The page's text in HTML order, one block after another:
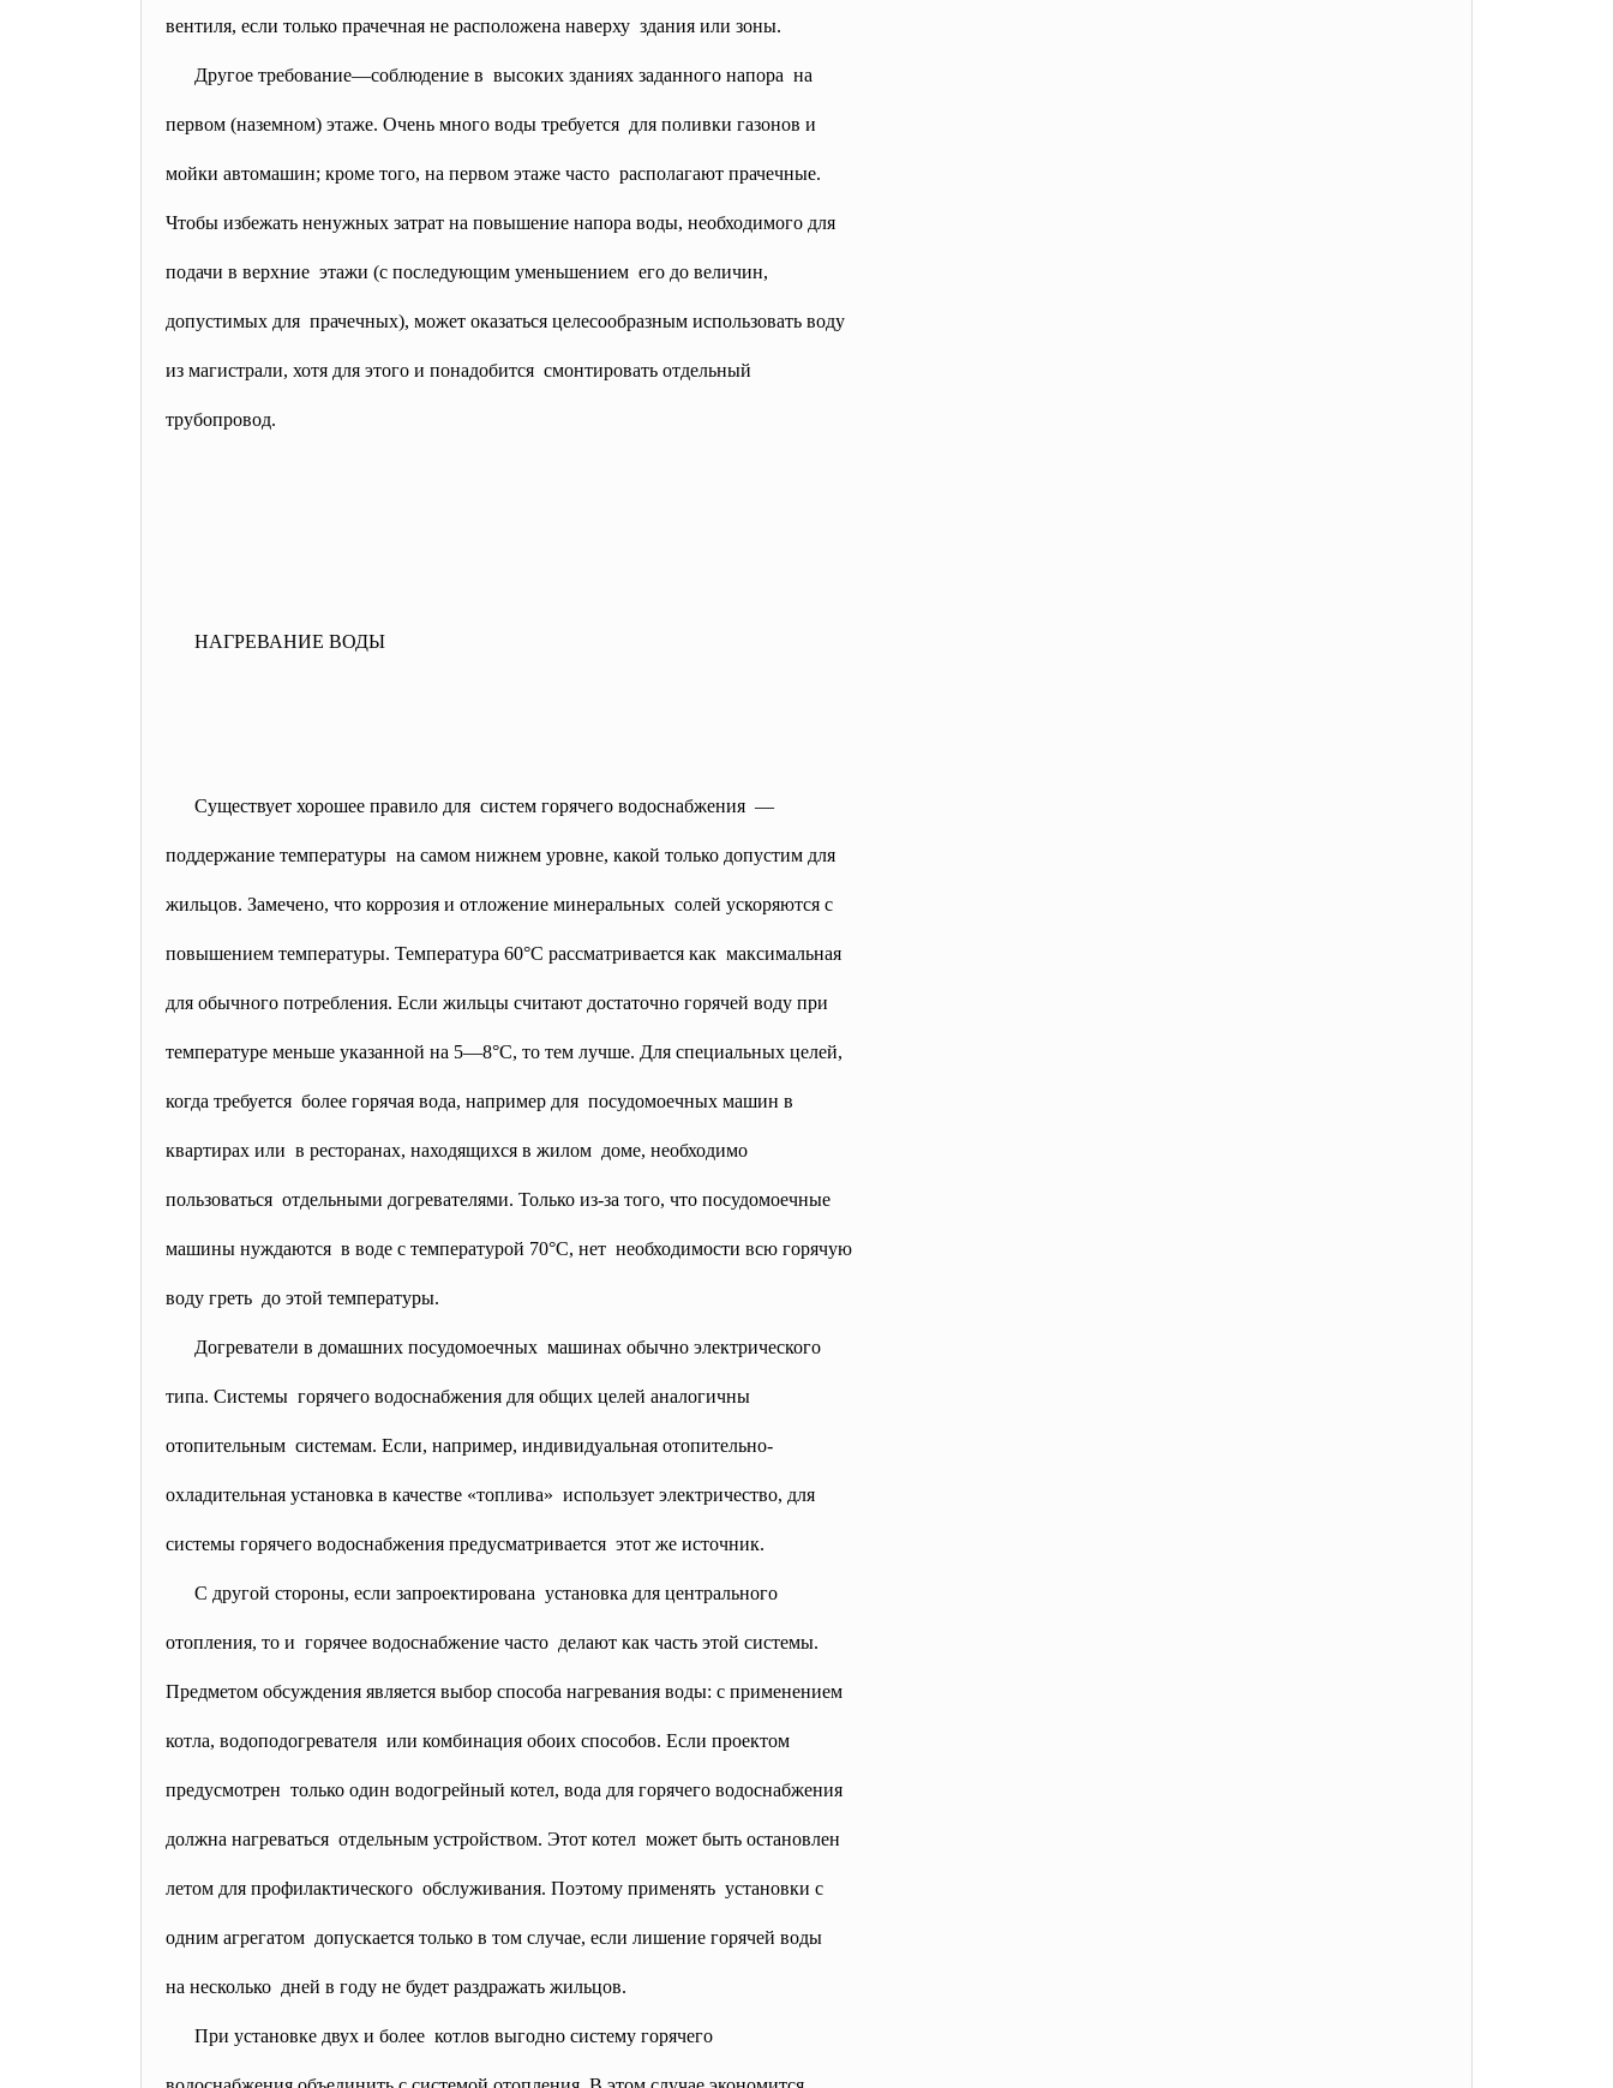
вентиля, если только прачечная не расположена наверху здания или зоны.
Другое требование—соблюдение в высоких зданиях заданного напора на
первом (наземном) этаже. Очень много воды требуется для поливки газонов и
мойки автомашин; кроме того, на первом этаже часто располагают прачечные.
Чтобы избежать ненужных затрат на повышение напора воды, необходимого для
подачи в верхние этажи (с последующим уменьшением его до величин,
допустимых для прачечных), может оказаться целесообразным использовать воду
из магистрали, хотя для этого и понадобится смонтировать отдельный
трубопровод.
НАГРЕВАНИЕ ВОДЫ
Существует хорошее правило для систем горячего водоснабжения —
поддержание температуры на самом нижнем уровне, какой только допустим для
жильцов. Замечено, что коррозия и отложение минеральных солей ускоряются с
повышением температуры. Температура 60°С рассматривается как максимальная
для обычного потребления. Если жильцы считают достаточно горячей воду при
температуре меньше указанной на 5—8°С, то тем лучше. Для специальных целей,
когда требуется более горячая вода, например для посудомоечных машин в
квартирах или в ресторанах, находящихся в жилом доме, необходимо
пользоваться отдельными догревателями. Только из-за того, что посудомоечные
машины нуждаются в воде с температурой 70°С, нет необходимости всю горячую
воду греть до этой температуры.
Догреватели в домашних посудомоечных машинах обычно электрического
типа. Системы горячего водоснабжения для общих целей аналогичны
отопительным системам. Если, например, индивидуальная отопительно-
охладительная установка в качестве «топлива» использует электричество, для
системы горячего водоснабжения предусматривается этот же источник.
С другой стороны, если запроектирована установка для центрального
отопления, то и горячее водоснабжение часто делают как часть этой системы.
Предметом обсуждения является выбор способа нагревания воды: с применением
котла, водоподогревателя или комбинация обоих способов. Если проектом
предусмотрен только один водогрейный котел, вода для горячего водоснабжения
должна нагреваться отдельным устройством. Этот котел может быть остановлен
летом для профилактического обслуживания. Поэтому применять установки с
одним агрегатом допускается только в том случае, если лишение горячей воды
на несколько дней в году не будет раздражать жильцов.
При установке двух и более котлов выгодно систему горячего